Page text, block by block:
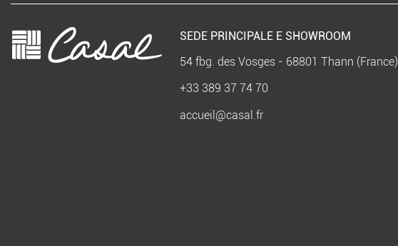
SEDE PRINCIPALE E SHOWROOM
54 fbg. des Vosges - 68801 Thann (France)
+33 389 37 74 70
accueil@casal.fr